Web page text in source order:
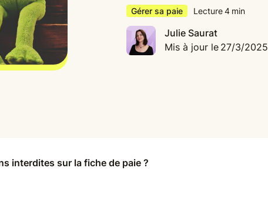
Gérer sa paie Lecture4 min
Julie Saurat
Mis à jour le 27/3/2025
interdites sur la fiche de paie ?